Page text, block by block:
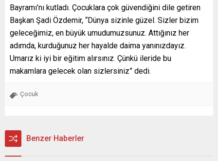
Bayramı’nı kutladı. Çocuklara çok güvendiğini dile getiren
Başkan Şadi Özdemir, “Dünya sizinle güzel. Sizler bizim
geleceğimiz, en büyük umudumuzsunuz. Attığınız her
adımda, kurduğunuz her hayalde daima yanınızdayız.
Umarız ki iyi bir eğitim alırsınız. Çünkü ileride bu
makamlara gelecek olan sizlersiniz” dedi.
Çocuk
Benzer Haberler